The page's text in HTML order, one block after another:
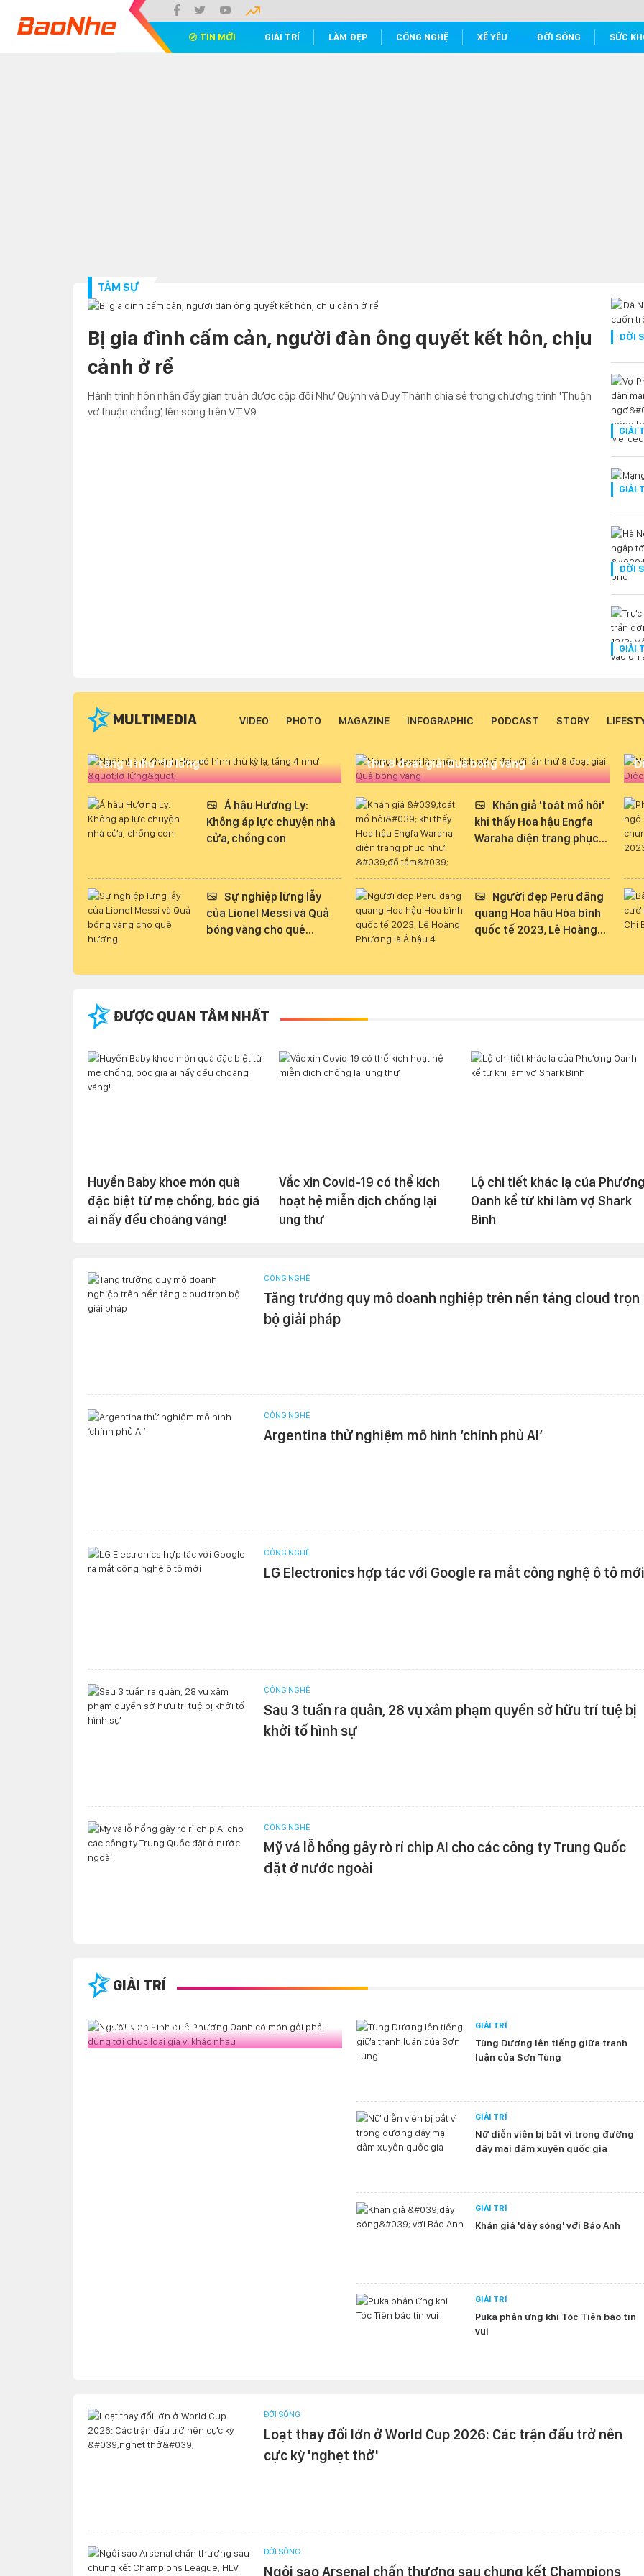
TIN MỚI GIẢI TRÍ LÀM ĐẸP CÔNG NGHỆ XẾ YÊU ĐỜI SỐNG SỨC
TÂM SỰ
Bị gia đình cấm cản, người đàn ông quyết kết hôn, chịu
cảnh ở rể
Hành trình hôn nhân đầy gian truân được cặp đôi Như Quỳnh và Duy Thành chia sẻ trong chương trình 'Thuận
vợ thuận chồng', lên sóng trên VTV9.
ĐỜI
GIẢI
GIẢI
ĐỜI
GIẢI
MULTIMEDIA VIDEO PHOTO MAGAZINE INFOGRAPHIC PODCAST STORY
tầng 4 như "lơ lửng"
Á hậu Hương Ly:
Không áp lực chuyện nhà
cửa, chồng con
Sự nghiệp lừng lẫy
của Lionel Messi và Quả
bóng vàng cho quê
thứ 8 đoạt giải Quả bóng vàng
Khán giả 'toát mồ hôi'
khi thấy Hoa hậu Engfa
Waraha diện trang phục
Người đẹp Peru đăng
quang Hoa hậu Hòa bình
quốc tế 2023, Lê Hoàng
ĐƯỢC QUAN TÂM NHẤT
Huyền Baby khoe món quà
đặc biệt từ mẹ chồng, bóc giá
ai nấy đều choáng váng!
Vắc xin Covid-19 có thể kích
hoạt hệ miễn dịch chống lại
ung thư
Lộ chi tiết khác lạ của Phương
Oanh kể từ khi làm vợ Shark
Bình
CÔNG NGHỆ
Tăng trưởng quy mô doanh nghiệp trên nền tảng cloud trọn
bộ giải pháp
CÔNG NGHỆ
Argentina thử nghiệm mô hình ‘chính phủ AI’
CÔNG NGHỆ
LG Electronics hợp tác với Google ra mắt công nghệ ô tô mới
CÔNG NGHỆ
Sau 3 tuần ra quân, 28 vụ xâm phạm quyền sở hữu trí tuệ bị
khởi tố hình sự
CÔNG NGHỆ
Mỹ vá lỗ hổng gây rò rỉ chip AI cho các công ty Trung Quốc
đặt ở nước ngoài
GIẢI TRÍ
Người Ninh Bình quê Phương Oanh
gia vị khác nhau
GIẢI TRÍ
Tùng Dương lên tiếng giữa tranh
luận của Sơn Tùng
GIẢI TRÍ
Nữ diễn viên bị bắt vì trong đường
dây mại dâm xuyên quốc gia
GIẢI TRÍ
Khán giả 'dậy sóng' với Bảo Anh
GIẢI TRÍ
Puka phản ứng khi Tóc Tiên báo tin
vui
ĐỜI SỐNG
Loạt thay đổi lớn ở World Cup 2026: Các trận đấu trở nên
cực kỳ 'nghẹt thở'
ĐỜI SỐNG
Ngôi sao Arsenal chấn thương sau chung kết Champions